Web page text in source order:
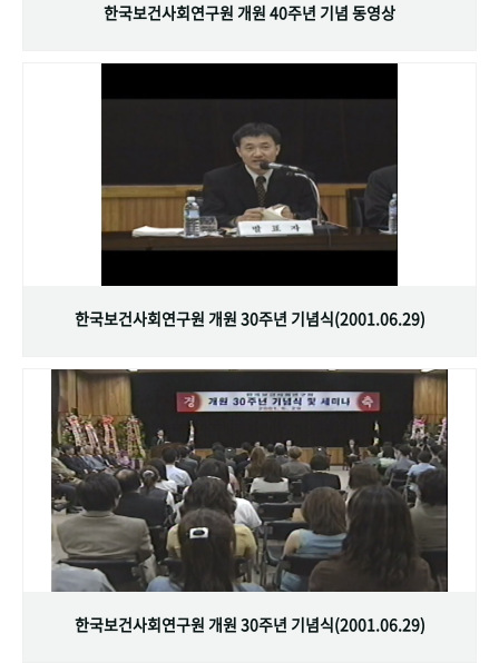
한국보건사회연구원 개원 40주년 기념 동영상
한국보건사회연구원 개원 30주년 기념식(2001.06.29)
한국보건사회연구원 개원 30주년 기념식(2001.06.29)